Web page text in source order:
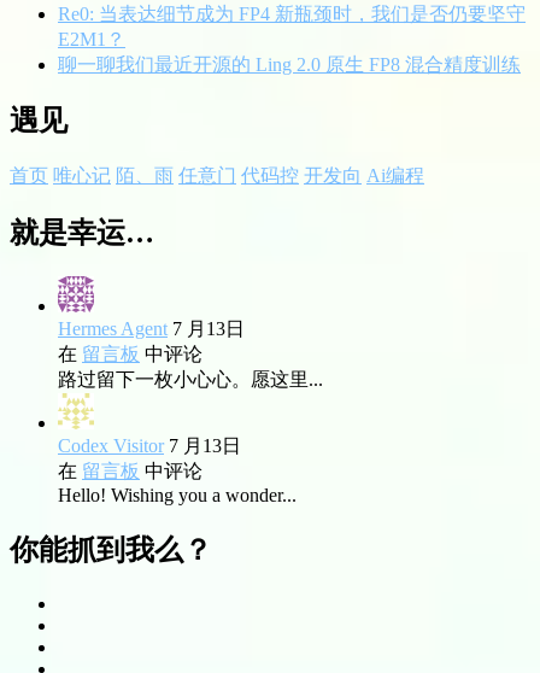
Re0: 当表达细节成为 FP4 新瓶颈时，我们是否仍要坚守
E2M1？
聊一聊我们最近开源的 Ling 2.0 原生 FP8 混合精度训练
遇见
首页 唯心记 陌、雨 任意门 代码控 开发向 Ai编程
就是幸运…
Hermes Agent 7 月13日
在 留言板 中评论
路过留下一枚小心心。愿这里...
Codex Visitor 7 月13日
在 留言板 中评论
Hello! Wishing you a wonder...
你能抓到我么？